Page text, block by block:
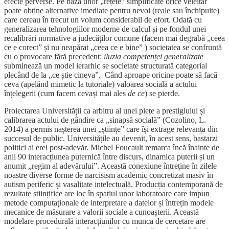
poate obține alternative imediate pentru nevoi (reale sau închipuite)
care cereau în trecut un volum considerabil de efort. Odată cu
generalizarea tehnologiilor moderne de calcul și pe fondul unei
recalibrări normative a judecăților comune (facem mai degrabă „ceea
ce e corect” și nu neapărat „ceea ce e bine” ) societatea se confruntă
cu o provocare fără precedent: iluzia competenței generalizate
subminează un model ierarhic se societate structurată categorial
plecând de la „ce știe cineva”. Când aproape oricine poate să facă
ceva (apelând mimetic la tutoriale) valoarea socială a actului
înțelegerii (cum facem cevași mai ales de ce) se pierde.
Proiectarea Universității ca arbitru al unei piețe a prestigiului și
calibrarea actului de gândire ca „sinapsă socială” (Cozolino, L.
2014) a permis nașterea unei „științe” care își extrage relevanța din
succesul de public. Universitățile au devenit, în acest sens, bastarzi
politici ai erei post-adevăr. Michel Foucault remarca încă înainte de
anii 90 interacțiunea puternică între discurs, dinamica puterii și un
anumit „regim al adevărului”. Această conexiune întreține în zilele
noastre diverse forme de narcisism academic concretizat masiv în
autism periferic și vasalitate intelectuală. Producția contemporană de
rezultate științifice are loc în spațiul unor laboratoare care impun
metode computaționale de interpretare a datelor și întrețin modele
mecanice de măsurare a valorii sociale a cunoașterii. Această
modelare procedurală interacțiunilor cu munca de cercetare are